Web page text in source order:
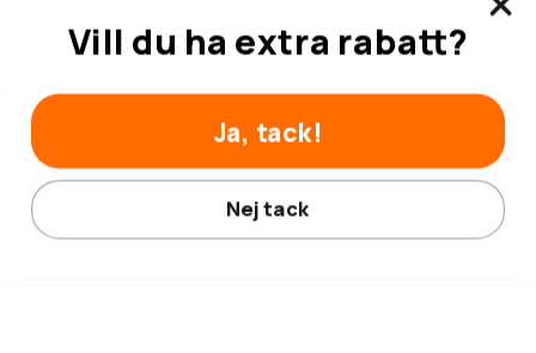
Kundtjänst
© 2026 Hobbyhallen.se
Vill du ha extra rabatt?
Ja, tack!
Nej tack